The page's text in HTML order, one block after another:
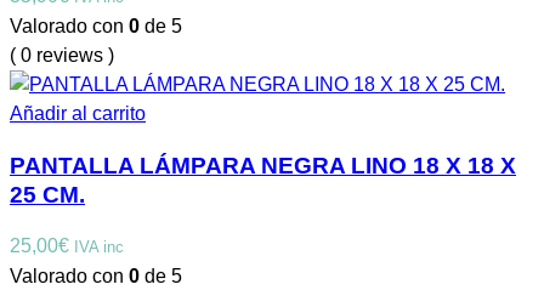
Valorado con 0 de 5
( 0 reviews )
Añadir al carrito
PANTALLA LÁMPARA NEGRA LINO 18 X 18 X
25 CM.
25,00€ IVA inc
Valorado con 0 de 5